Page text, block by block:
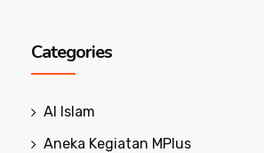
Categories
Al Islam
Aneka Kegiatan MPlus